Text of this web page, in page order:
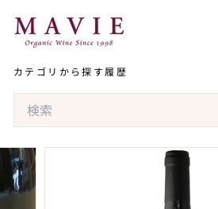
キ
ッ
プ
オ
ー
ニ
ッ
ク
ワ
イ
ン
カテゴリから探す履歴
Search